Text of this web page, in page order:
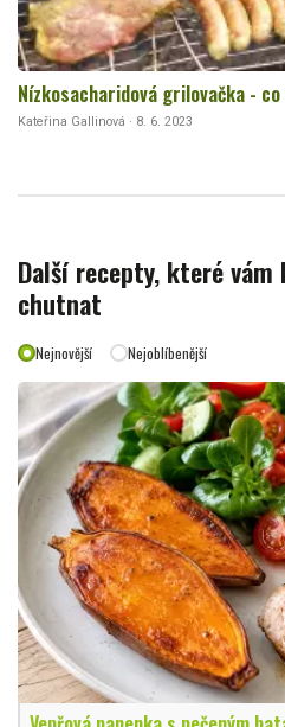
Nízkosacharidová grilovačka -
Kateřina Gallinová · 8. 6. 2023
Další recepty, které vám
chutnat
Nejnovější Nejoblíbenější